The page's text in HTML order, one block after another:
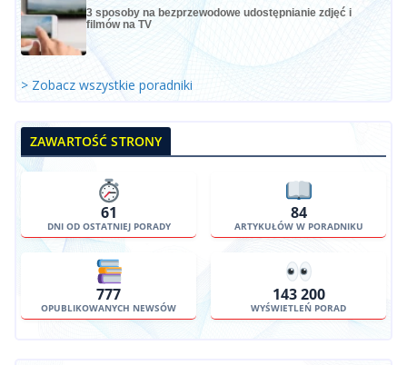
3 sposoby na bezprzewodowe udostępnianie zdjęć i
filmów na TV
> Zobacz wszystkie poradniki
ZAWARTOŚĆ STRONY
61
DNI OD OSTATNIEJ PORADY
84
ARTYKUŁÓW W PORADNIKU
777
OPUBLIKOWANYCH NEWSÓW
143 200
WYŚWIETLEŃ PORAD